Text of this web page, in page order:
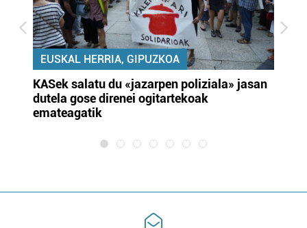
EUSKAL HERRIA, GIPUZKOA
KASek salatu du «jazarpen poliziala» jasan
dutela gose direnei ogitartekoak
emateagatik